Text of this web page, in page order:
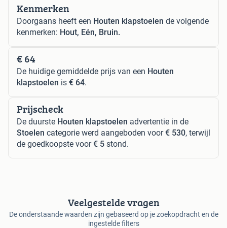
Kenmerken
Doorgaans heeft een Houten klapstoelen de volgende
kenmerken: Hout, Eén, Bruin.
€ 64
De huidige gemiddelde prijs van een Houten
klapstoelen is € 64.
Prijscheck
De duurste Houten klapstoelen advertentie in de
Stoelen categorie werd aangeboden voor€ 530, terwijl
de goedkoopste voor€ 5 stond.
Veelgestelde vragen
De onderstaande waarden zijn gebaseerd op je zoekopdracht en de
ingestelde filters